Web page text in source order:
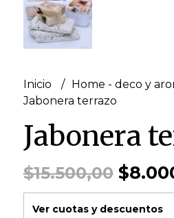
Inicio
Home - deco y
Jabonera terrazo
Jabonera
$15.500,00
Ver cuotas y descuentos